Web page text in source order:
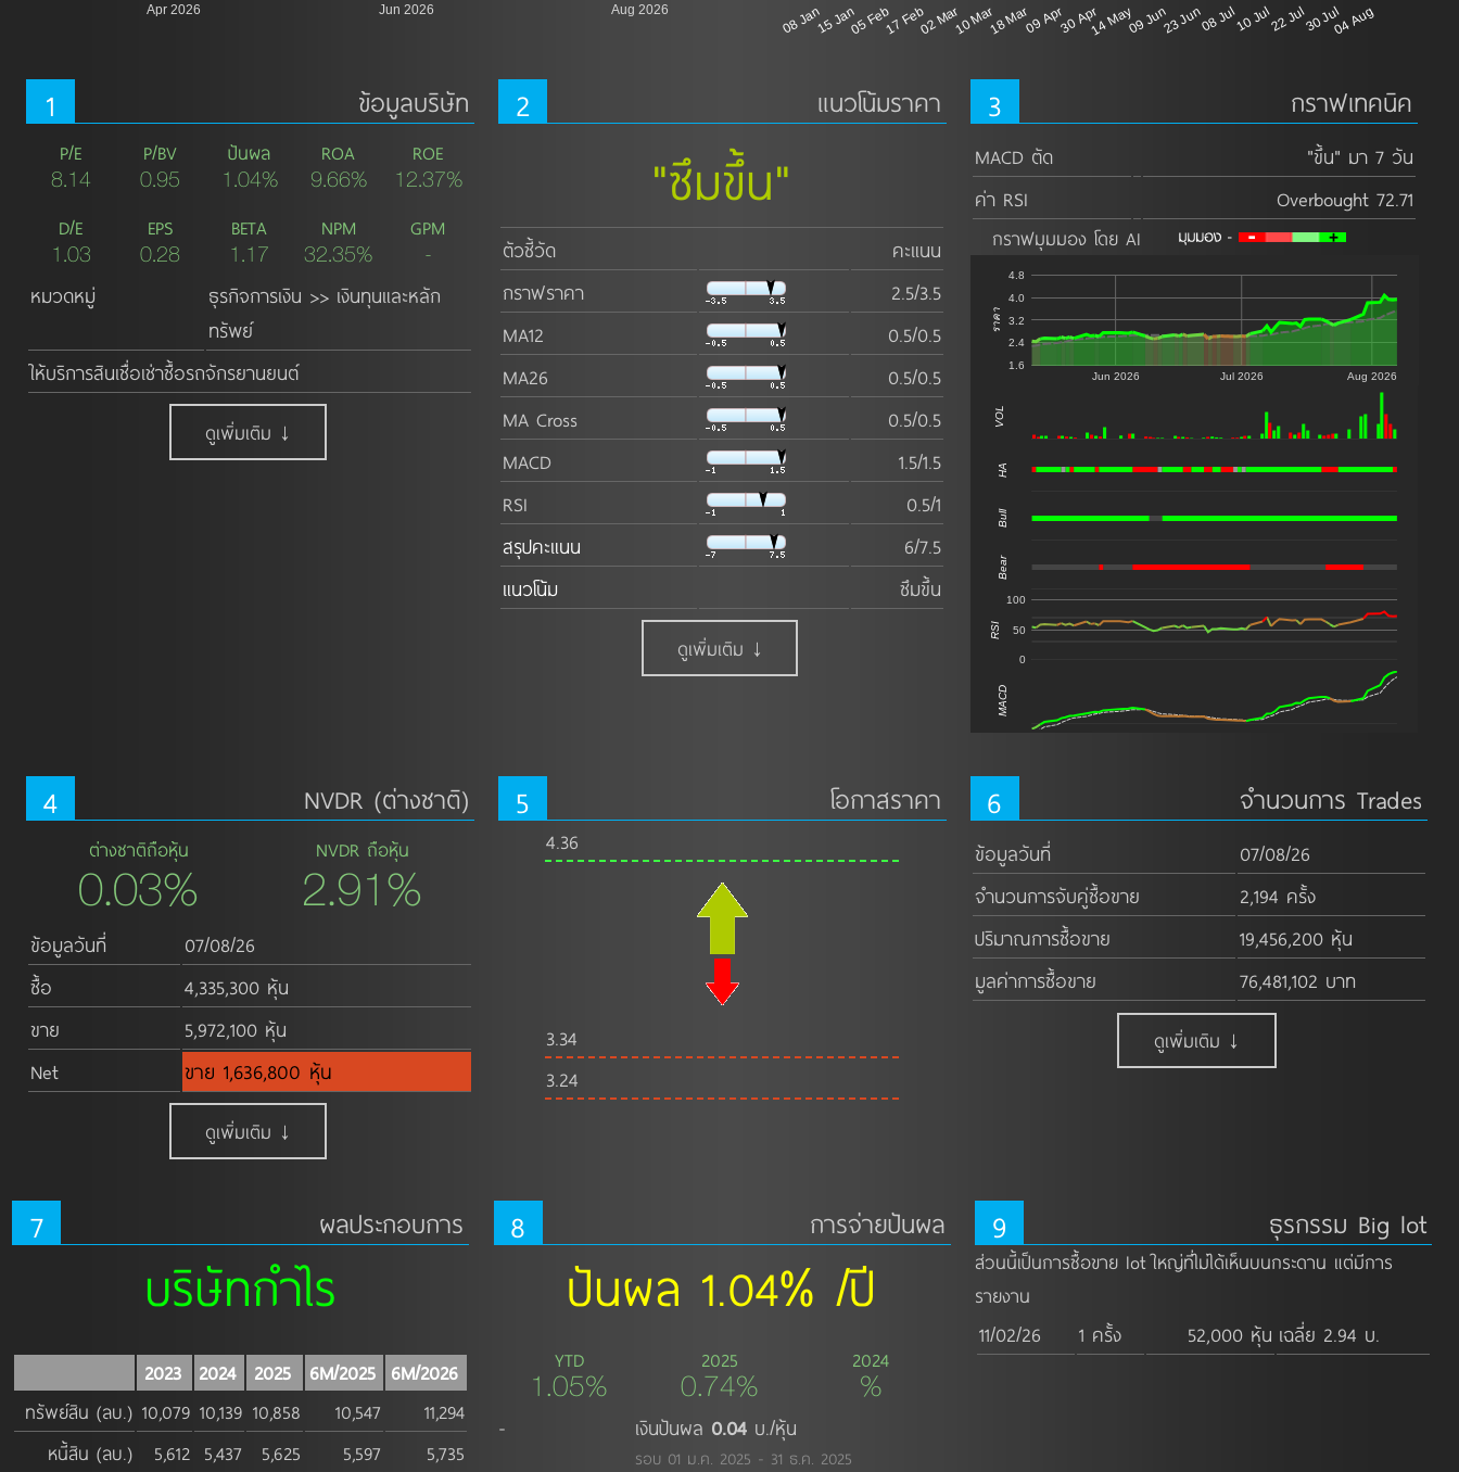
Apr 2026 Jun 2026 Aug 2026 08 Jan15 Jan05 Feb17 Feb02 Mar10 Mar18 Mar09 Apr30 Apr14 May09 Jun23 Jun08 Jul10 Jul22 Jul30 Jul04 Aug
1 ข้อมูลบริษัท
P/E
8.14
P/BV
0.95
ปันผล
1.04%
ROA
9.66%
ROE
12.37%
D/E
1.03
EPS
0.28
BETA
1.17
NPM
32.35%
GPM
-
หมวดหมู่
ธุรกิจการเงิน >> เงินทุนและหลัก
ทรัพย์
ให้บริการสินเชื่อเช่าซื้อรถจักรยานยนต์
ดูเพิ่มเติม ↓
2 แนวโน้มราคา
"ซึมขึ้น"
ตัวชี้วัด
คะแนน
กราฟราคา
2.5/3.5
MA12
0.5/0.5
MA26
0.5/0.5
MA Cross
0.5/0.5
MACD
1.5/1.5
RSI
0.5/1
สรุปคะแนน
6/7.5
แนวโน้ม
ซึมขึ้น
ดูเพิ่มเติม ↓
3 กราฟเทคนิค
MACD ตัด
"ขึ้น" มา 7 วัน
ค่า RSI
Overbought 72.71
กราฟมุมมอง โดย AI
Jun 2026 Jul 2026 Aug 2026
1.6
2.4
3.2
4.0
4.8
ราคา
VOL
HA
Bull
Bear
0
50
100
RSI
MACD
4 NVDR (ต่างชาติ)
ต่างชาติถือหุ้น
0.03%
NVDR ถือหุ้น
2.91%
ข้อมูลวันที่
07/08/26
ซื้อ
4,335,300 หุ้น
ขาย
5,972,100 หุ้น
Net
ขาย 1,636,800 หุ้น
ดูเพิ่มเติม ↓
5 โอกาสราคา
4.36
3.34
3.24
6 จำนวนการ Trades
ข้อมูลวันที่
07/08/26
จำนวนการจับคู่ซื้อขาย
2,194 ครั้ง
ปริมาณการซื้อขาย
19,456,200 หุ้น
มูลค่าการซื้อขาย
76,481,102 บาท
ดูเพิ่มเติม ↓
7 ผลประกอบการ
บริษัทกำไร
2023 2024 2025 6M/2025
6M/2026
ทรัพย์สิน (ลบ.) 10,079 10,139 10,858 10,547
11,294
หนี้สิน (ลบ.)
5,612 5,437 5,625 5,597
5,735
8 การจ่ายปันผล
ปันผล 1.04% /ปี
YTD
1.05%
2025
0.74%
2024
%
- เงินปันผล 0.04บ./หุ้น
รอบ 01 ม.ค. 2025 - 31 ธ.ค. 2025
9 ธุรกรรม Big lot
ส่วนนี้เป็นการซื้อขาย lot ใหญ่ที่ไม่ได้เห็นบนกระดาน แต่มีการ
รายงาน
11/02/26 1 ครั้ง 52,000 หุ้น เฉลี่ย 2.94 บ.